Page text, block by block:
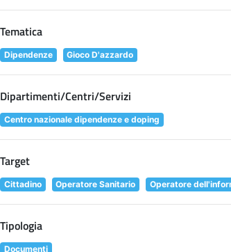
Tematica
Dipendenze Gioco D'azzardo
Dipartimenti/Centri/Servizi
Centro nazionale dipendenze e doping
Target
Cittadino Operatore Sanitario Operatore
Tipologia
Documenti